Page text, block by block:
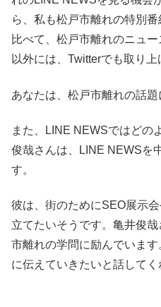
ら、私も松戸市離れの特別
比べて、松戸市離れのニュ
以外には、Twitterでも取り
あなたは、松戸市離れの話
また、LINE NEWSではどの
俊哉さんは、LINE NEWSを
す。
彼は、街のためにSEO展示
立てたいそうです。亀井俊
市離れの学問に励んでいま
に伝えていきたいと話してく